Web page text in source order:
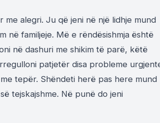
alegri. Ju që jeni në një lidhje mund
në familjeje. Më e rëndësishmja është
në dashuri me shikim të parë, këtë
patjetër disa probleme
tepër. Shëndeti herë pas here mund
tejskajshme. Në punë do jeni